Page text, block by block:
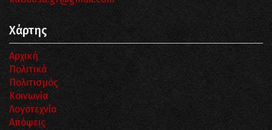
Χάρτης
Αρχική
Πολιτικά
Πολιτισμός
Κοινωνία
Λογοτεχνία
Απόψεις